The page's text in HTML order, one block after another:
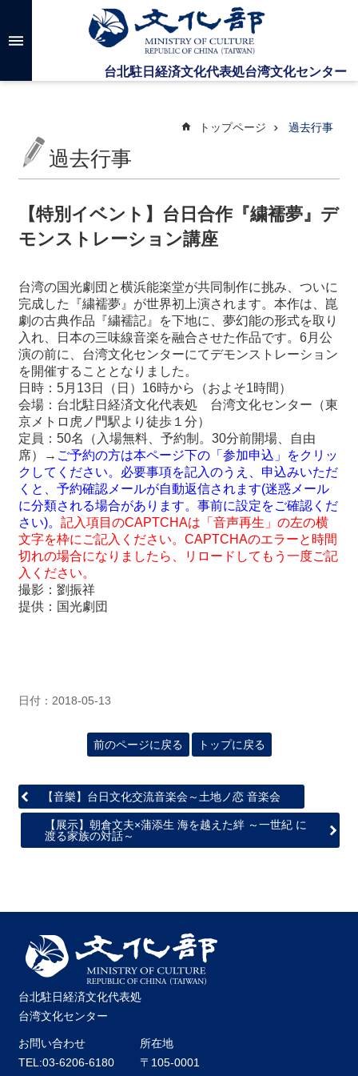
メインのコンテンツブロックにジャンプします
高
検
台
セ
ー
に
つ
い
て
最
新
情
報
と
申
込
過
去
行
事
ク
トップページ 過去行事
過去行事
【特別イベント】台日合作『繍襦夢』デ
モンストレーション講座
台湾の国光劇団と横浜能楽堂が共同制作に挑み、ついに
完成した『繍襦夢』が世界初上演されます。本作は、崑
劇の古典作品『繍襦記』を下地に、夢幻能の形式を取り
入れ、日本の三味線音楽を融合させた作品です。6月 公
演の前に、台湾文化センターにてデモンストレーション
を開催することとなりました。
日時：5月13日（日）16時から（およそ1時間）
会場：台北駐日経済文化代表処 台湾文化センター（東
京メトロ虎ノ門駅より徒歩１分）
定員：50名（入場無料、予約制。 30分前開場、自由
席）→ ご予約の方は本ページ下の「参加申込」をクリッ
クしてください。必要事項を記入のうえ、申込みいただ
くと、予約確認メールが自動返信されます(迷惑メール
に分類される場合があります。事前に設定をご確認くだ
さい)。 記入項目のCAPTCHAは 「音声再生」の左の横
文字を枠にご記入ください。 CAPTCHAのエラーと時間
切れの場合になりましたら、リロードしてもう一度ご記
入ください。
撮影：劉振祥
提供：国光劇団
日付：2018-05-13
前のページに戻る トップに戻る
【音樂】台日文化交流音楽会～土地ノ恋 音楽会
【展示】朝倉文夫×蒲添生 海を越えた絆 ～一世紀 に
渡る家族の対話～
台北駐日経済文化代表処
台湾文化センター
お問い合わせ
TEL:03-6206-6180
所在地
〒105-0001